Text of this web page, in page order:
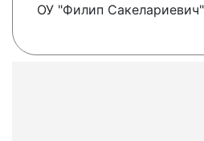
ОУ "Филип Сакелариевич"